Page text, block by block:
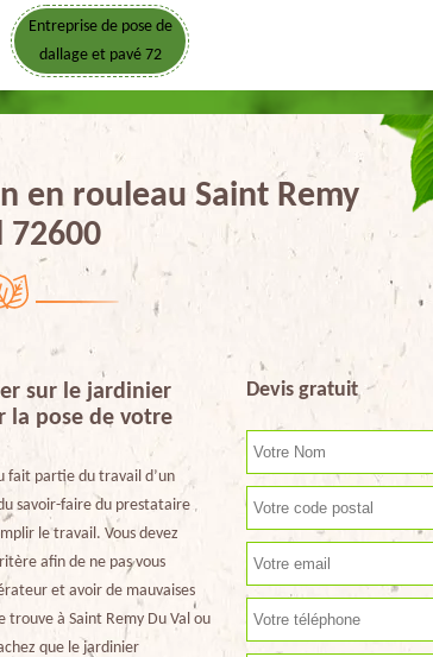
Entreprise de pose de
dallage et pavé 72
en rouleau Saint Remy
72600
sur le jardinier
la pose de votre
fait partie du travail d’un
savoir-faire du prestataire
le travail. Vous devez
afin de ne pas vous
et avoir de mauvaises
trouve à Saint Remy Du Val ou
que le jardinier
Devis gratuit